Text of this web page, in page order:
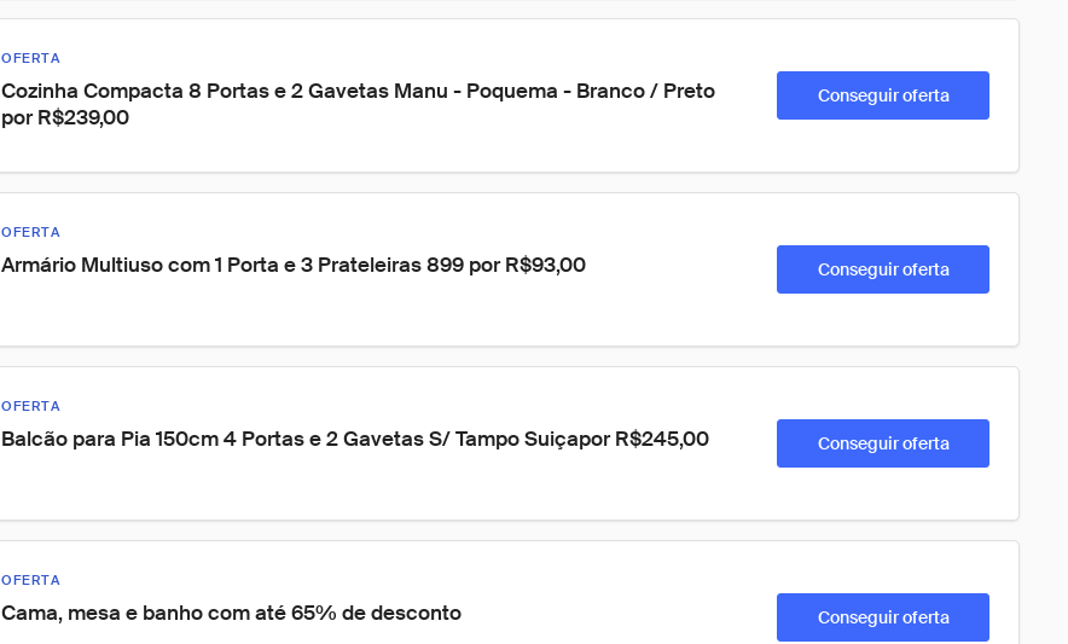
OFERTA
Cozinha Compacta 8 Portas e 2 Gavetas Manu - Poquema - Branco / Preto
por R$239,00
Conseguir oferta
OFERTA
Armário Multiuso com 1 Porta e 3 Prateleiras 899 por R$93,00 Conseguir oferta
OFERTA
Balcão para Pia 150cm 4 Portas e 2 Gavetas S/ Tampo Suiçapor R$245,00 Conseguir oferta
OFERTA
Cama, mesa e banho com até 65% de desconto Conseguir oferta